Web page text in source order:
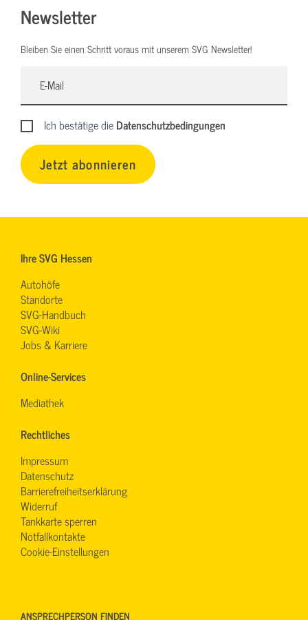
Newsletter
Bleiben Sie einen Schritt voraus mit unserem SVG Newsletter!
Ich bestätige dieDatenschutzbedingungen
Jetzt abonnieren
Ihre SVG Hessen
Autohöfe
Standorte
SVG-Handbuch
SVG-Wiki
Jobs & Karriere
Online-Services
Mediathek
Rechtliches
Impressum
Datenschutz
Barrierefreiheitserklärung
Widerruf
Tankkarte sperren
Notfallkontakte
Cookie-Einstellungen
ANSPRECHPERSON FINDEN